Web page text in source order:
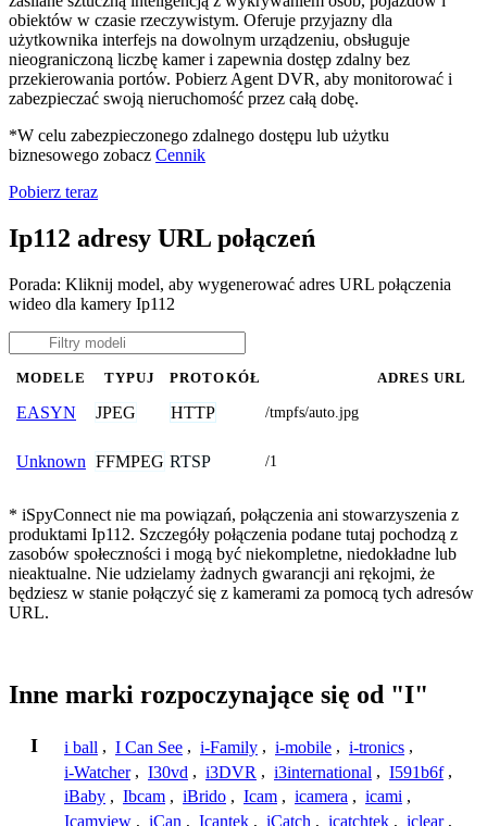
obiektów w czasie rzeczywistym. Oferuje przyjazny dla
użytkownika interfejs na dowolnym urządzeniu, obsługuje
nieograniczoną liczbę kamer i zapewnia dostęp zdalny bez
przekierowania portów. Pobierz Agent DVR, aby monitorować i
zabezpieczać swoją nieruchomość przez całą dobę.
*W celu zabezpieczonego zdalnego dostępu lub użytku
biznesowego zobacz Cennik
Pobierz teraz
Ip112 adresy URL połączeń
Porada: Kliknij model, aby wygenerować adres URL połączenia
wideo dla kamery Ip112
MODELE TYPUJ PROTOKÓŁ ADRES URL
EASYN JPEG HTTP /tmpfs/auto.jpg
Unknown FFMPEG RTSP /1
* iSpyConnect nie ma powiązań, połączenia ani stowarzyszenia z
produktami Ip112. Szczegóły połączenia podane tutaj pochodzą z
zasobów społeczności i mogą być niekompletne, niedokładne lub
nieaktualne. Nie udzielamy żadnych gwarancji ani rękojmi, że
będziesz w stanie połączyć się z kamerami za pomocą tych adresów
URL.
Inne marki rozpoczynające się od "I"
I i ball , I Can See , i-Family , i-mobile , i-tronics ,
i-Watcher , I30vd , i3DVR , i3international , I591b6f ,
iBaby , Ibcam , iBrido , Icam , icamera , icami ,
Icamview , iCan , Icantek , iCatch , icatchtek , iclear ,